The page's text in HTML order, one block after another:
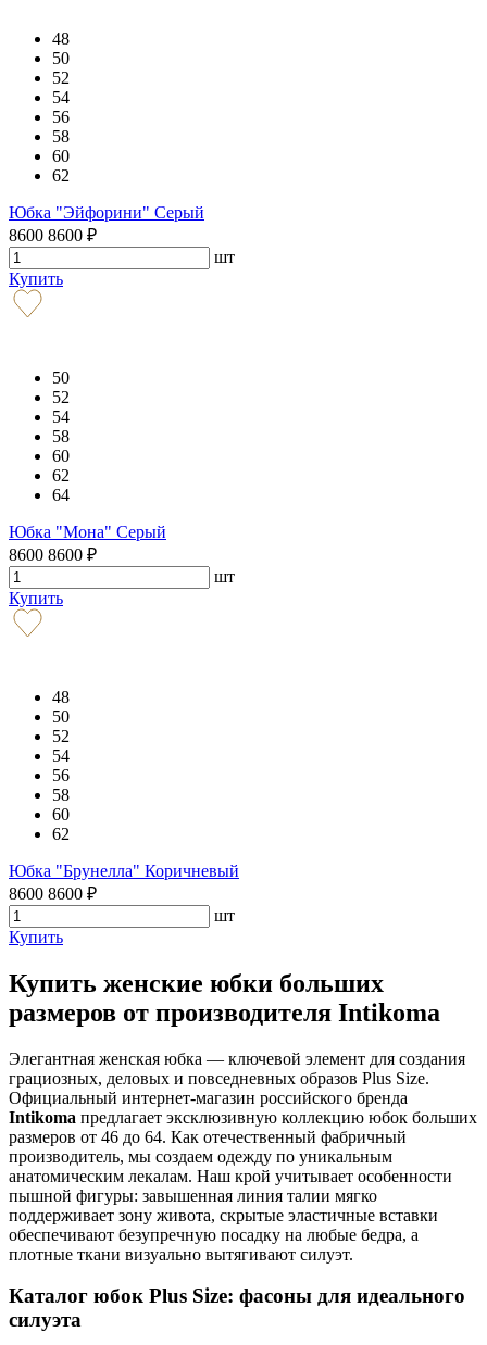
48
50
52
54
56
58
60
62
Юбка "Эйфорини" Серый
8600 8600 ₽
шт
Купить
50
52
54
58
60
62
64
Юбка "Мона" Серый
8600 8600 ₽
шт
Купить
48
50
52
54
56
58
60
62
Юбка "Брунелла" Коричневый
8600 8600 ₽
шт
Купить
Купить женские юбки больших
размеров от производителя Intikoma
Элегантная женская юбка — ключевой элемент для создания
грациозных, деловых и повседневных образов Plus Size.
Официальный интернет-магазин российского бренда
Intikoma предлагает эксклюзивную коллекцию юбок больших
размеров от 46 до 64. Как отечественный фабричный
производитель, мы создаем одежду по уникальным
анатомическим лекалам. Наш крой учитывает особенности
пышной фигуры: завышенная линия талии мягко
поддерживает зону живота, скрытые эластичные вставки
обеспечивают безупречную посадку на любые бедра, а
плотные ткани визуально вытягивают силуэт.
Каталог юбок Plus Size: фасоны для идеального
силуэта